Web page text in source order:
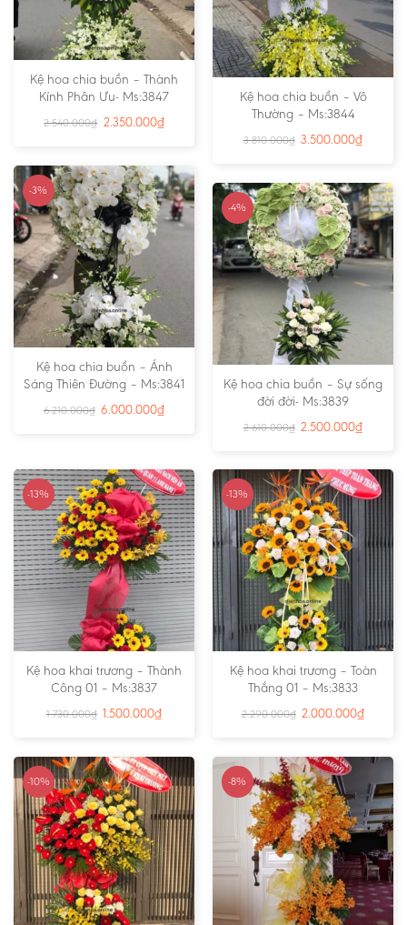
Kệ hoa chia buồn – Thành
Kính Phân Ưu- Ms:3847
2.540.000₫ 2.350.000₫
Kệ hoa chia buồn – Vô
Thường – Ms:3844
3.810.000₫ 3.500.000₫
-3%
Kệ hoa chia buồn – Ánh
Sáng Thiên Đường – Ms:3841
6.210.000₫ 6.000.000₫
-4%
Kệ hoa chia buồn – Sự sống
đời đời- Ms:3839
2.610.000₫ 2.500.000₫
-13%
Kệ hoa khai trương – Thành
Công 01 – Ms:3837
1.730.000₫ 1.500.000₫
-13%
Kệ hoa khai trương – Toàn
Thắng 01 – Ms:3833
2.290.000₫ 2.000.000₫
-10% -8%